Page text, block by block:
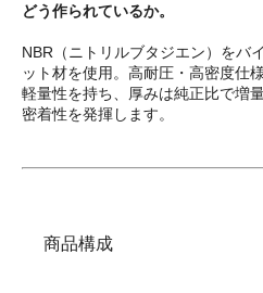
どう作られているか。
NBR（ニトリルブタジエン）をバ
ット材を使用。高耐圧・高密度仕
軽量性を持ち、厚みは純正比で増
密着性を発揮します。
商品構成